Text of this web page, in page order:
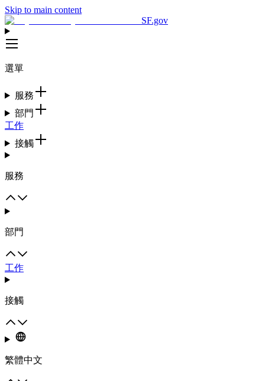
Skip to main content
SF.gov
選單
服務
部門
工作
接觸
服務
部門
工作
接觸
繁體中文